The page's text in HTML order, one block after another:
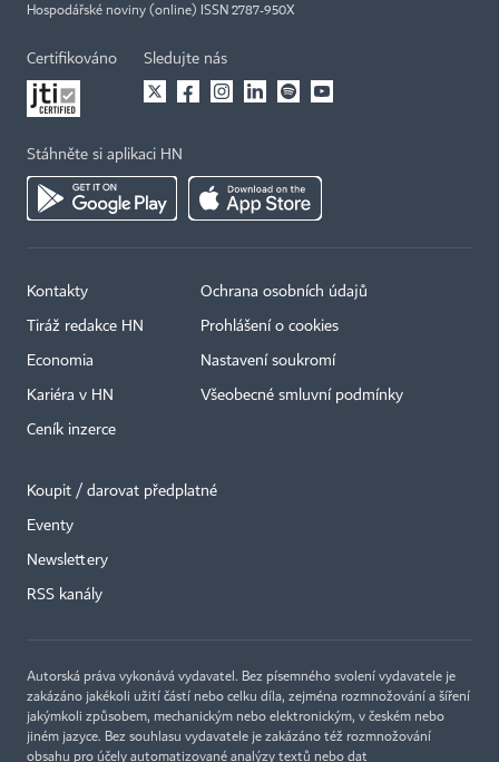
Hospodářské noviny (online) ISSN 2787-950X
Certifikováno Sledujte nás
Stáhněte si aplikaci HN
Kontakty
Tiráž redakce HN
Economia
Kariéra v HN
Ceník inzerce
Ochrana osobních údajů
Prohlášení o cookies
Nastavení soukromí
Všeobecné smluvní podmínky
Koupit / darovat předplatné
Eventy
Newslettery
RSS kanály
Autorská práva vykonává vydavatel. Bez písemného svolení vydavatele je
zakázáno jakékoli užití částí nebo celku díla, zejména rozmnožování a šíření
jakýmkoli způsobem, mechanickým nebo elektronickým, v českém nebo
jiném jazyce. Bez souhlasu vydavatele je zakázáno též rozmnožování
obsahu pro účely automatizované analýzy textů nebo dat